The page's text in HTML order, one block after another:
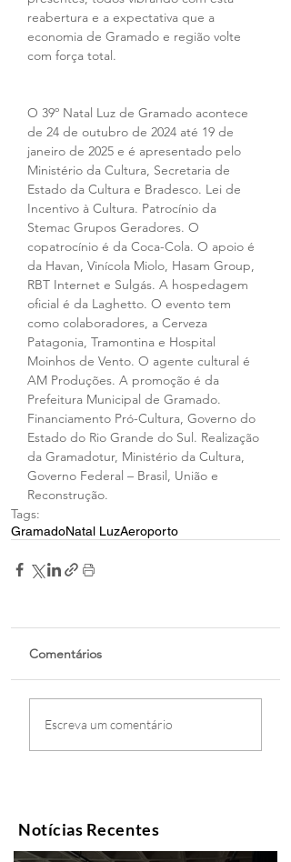
reabertura e a expectativa que a
economia de Gramado e região volte
com força total.
O 39º Natal Luz de Gramado acontece
de 24 de outubro de 2024 até 19 de
janeiro de 2025 e é apresentado pelo
Ministério da Cultura, Secretaria de
Estado da Cultura e Bradesco. Lei de
Incentivo à Cultura. Patrocínio da
Stemac Grupos Geradores. O
copatrocínio é da Coca-Cola. O apoio é
da Havan, Vinícola Miolo, Hasam Group,
RBT Internet e Sulgás. A hospedagem
oficial é da Laghetto. O evento tem
como colaboradores, a Cerveza
Patagonia, Tramontina e Hospital
Moinhos de Vento. O agente cultural é
AM Produções. A promoção é da
Prefeitura Municipal de Gramado.
Financiamento Pró-Cultura, Governo do
Estado do Rio Grande do Sul. Realização
da Gramadotur, Ministério da Cultura,
Governo Federal – Brasil, União e
Reconstrução.
Tags:
GramadoNatal LuzAeroporto
Comentários
Escreva um comentário
Notícias Recentes